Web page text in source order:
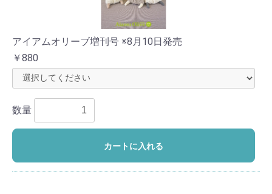
アイアムオリーブ増刊号 ※8月10日発売
￥880
数量
カートに入れる